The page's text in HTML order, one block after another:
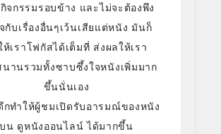
กิจกรรมรอบข้าง และไม่จะต้องพึง
กับเรื่องอื่นๆเว้นเสียแต่หนัง มันก็
ห้เราโฟกัสได้เต็มที่ ส่งผลให้เรา
านรวมทั้งซาบซึ้งใจหนังเพิ่มมาก
ขึ้นนั่นเอง
กทำให้ผู้ชมเปิดรับอารมณ์ของหนัง
บน ดูหนังออนไลน์ ได้มากขึ้น